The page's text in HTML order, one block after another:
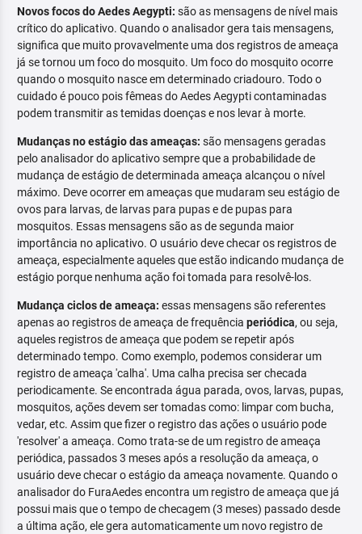
Novos focos do Aedes Aegypti: são as mensagens de nível mais
crítico do aplicativo. Quando o analisador gera tais mensagens,
significa que muito provavelmente uma dos registros de ameaça
já se tornou um foco do mosquito. Um foco do mosquito ocorre
quando o mosquito nasce em determinado criadouro. Todo o
cuidado é pouco pois fêmeas do Aedes Aegypti contaminadas
podem transmitir as temidas doenças e nos levar à morte.
Mudanças no estágio das ameaças: são mensagens geradas
pelo analisador do aplicativo sempre que a probabilidade de
mudança de estágio de determinada ameaça alcançou o nível
máximo. Deve ocorrer em ameaças que mudaram seu estágio de
ovos para larvas, de larvas para pupas e de pupas para
mosquitos. Essas mensagens são as de segunda maior
importância no aplicativo. O usuário deve checar os registros de
ameaça, especialmente aqueles que estão indicando mudança de
estágio porque nenhuma ação foi tomada para resolvê-los.
Mudança ciclos de ameaça: essas mensagens são referentes
apenas ao registros de ameaça de frequência periódica, ou seja,
aqueles registros de ameaça que podem se repetir após
determinado tempo. Como exemplo, podemos considerar um
registro de ameaça 'calha'. Uma calha precisa ser checada
periodicamente. Se encontrada água parada, ovos, larvas, pupas,
mosquitos, ações devem ser tomadas como: limpar com bucha,
vedar, etc. Assim que fizer o registro das ações o usuário pode
'resolver' a ameaça. Como trata-se de um registro de ameaça
periódica, passados 3 meses após a resolução da ameaça, o
usuário deve checar o estágio da ameaça novamente. Quando o
analisador do FuraAedes encontra um registro de ameaça que já
possui mais que o tempo de checagem (3 meses) passado desde
a última ação, ele gera automaticamente um novo registro de